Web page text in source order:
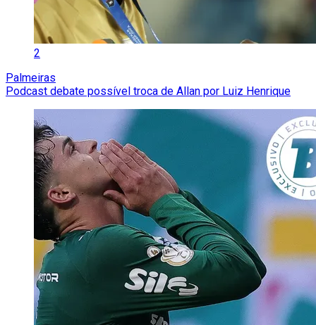
2
Palmeiras
Podcast debate possível troca de Allan por Luiz Henrique